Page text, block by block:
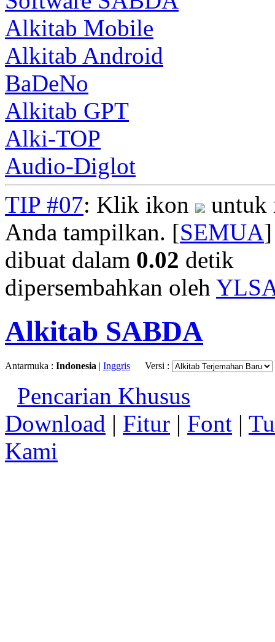
Alkitab Mobile
Alkitab Android
BaDeNo
Alkitab GPT
Alki-TOP
Audio-Diglot
TIP #07: Klik ikon
untuk
Anda tampilkan. [SEMUA]
dibuat dalam 0.02 detik
dipersembahkan oleh
Alkitab SABDA
Antarmuka : Indonesia | Inggris Versi :
Pencarian Khusus
Download | Fitur | Font |
Kami